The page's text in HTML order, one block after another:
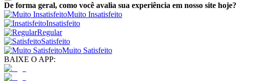
De forma geral, como você avalia sua experiência em nosso site hoje?
Muito Insatisfeito
Insatisfeito
Regular
Satisfeito
Muito Satisfeito
BAIXE O APP: